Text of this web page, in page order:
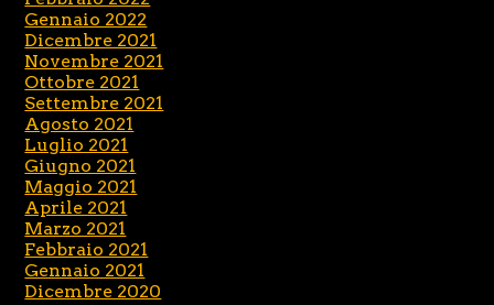
Gennaio 2022
Dicembre 2021
Novembre 2021
Ottobre 2021
Settembre 2021
Agosto 2021
Luglio 2021
Giugno 2021
Maggio 2021
Aprile 2021
Marzo 2021
Febbraio 2021
Gennaio 2021
Dicembre 2020